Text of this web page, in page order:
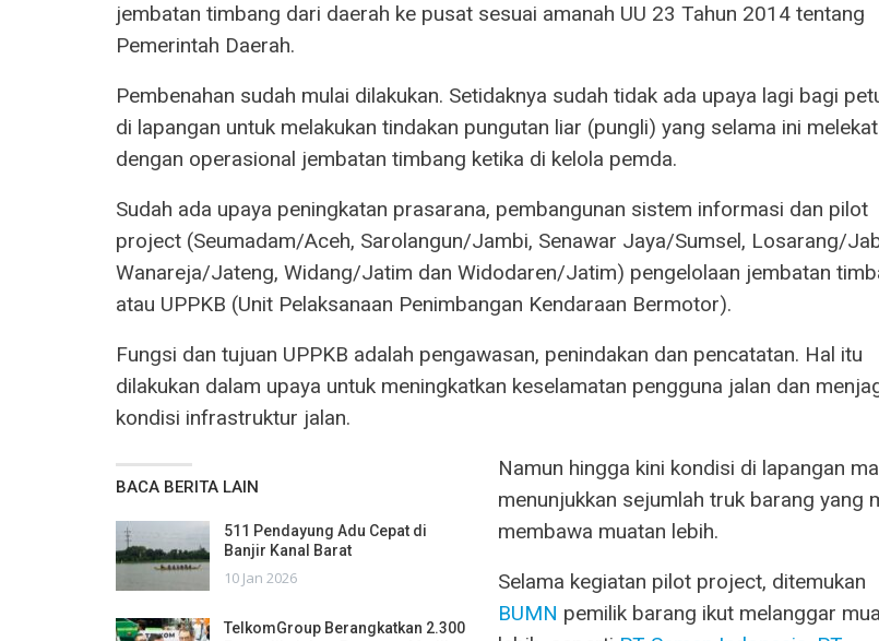
jembatan timbang dari daerah ke pusat sesuai amanah UU 23 Tahun 2014 tentang
Pemerintah Daerah.
Pembenahan sudah mulai dilakukan. Setidaknya sudah tidak ada upaya lagi bagi
di lapangan untuk melakukan tindakan pungutan liar (pungli) yang selama ini melekat
dengan operasional jembatan timbang ketika di kelola pemda.
Sudah ada upaya peningkatan prasarana, pembangunan sistem informasi dan pilot
project (Seumadam/Aceh, Sarolangun/Jambi, Senawar Jaya/Sumsel, Losarang/
Wanareja/Jateng, Widang/Jatim dan Widodaren/Jatim) pengelolaan jembatan
atau UPPKB (Unit Pelaksanaan Penimbangan Kendaraan Bermotor).
Fungsi dan tujuan UPPKB adalah pengawasan, penindakan dan pencatatan. Hal itu
dilakukan dalam upaya untuk meningkatkan keselamatan pengguna jalan dan
kondisi infrastruktur jalan.
BACA BERITA LAIN
511 Pendayung Adu Cepat di
Banjir Kanal Barat
10 Jan 2026
TelkomGroup Berangkatkan 2.300
Namun hingga kini kondisi di lapangan
menunjukkan sejumlah truk barang yang
membawa muatan lebih.
Selama kegiatan pilot project, ditemukan
BUMN pemilik barang ikut melanggar